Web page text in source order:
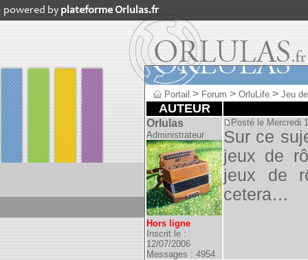
powered by plateforme Orlulas.fr
Portail > Forum > OrluLife > Jeu
AUTEUR
Orlulas
Administrateur
Hors ligne
Inscrit le :
12/07/2006
Messages : 4954
Posté le Mercredi
Sur ce
jeux de
jeux de
cetera…